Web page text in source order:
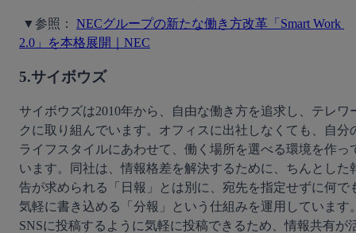
▼参照： NECグループの新たな働き方改革「Smart Work
2.0」を本格展開｜NEC
5.サイボウズ
サイボウズは2010年から、自由な働き方を追求し、テレワ
クに取り組んでいます。オフィスに出社しなくても、自分
ライフスタイルにあわせて、働く場所を選べる環境を作っ
います。同社は、情報格差を解決するために、ちんとした
告が求められる「日報」とは別に、宛先を指定せずに何で
気軽に書き込める「分報」という仕組みを運用しています
SNSに投稿するように気軽に投稿できるため、情報共有が